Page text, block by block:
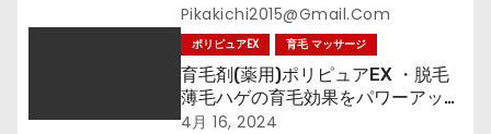
Pikakichi2015@gmail.com
ポリピュアEX 育毛 マッサージ
育毛剤(薬用)ポリピュアEX ・脱毛
薄毛ハゲの育毛効果をパワーアップ
しよう！頭皮マッサージ編
4月 16, 2024